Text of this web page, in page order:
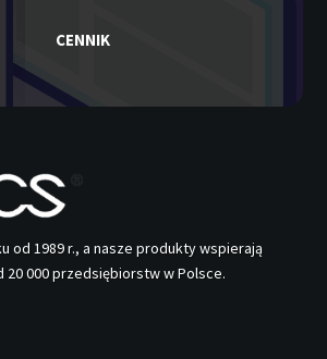
CENNIK
od 1989 r., a nasze produkty wspierają
20 000 przedsiębiorstw w Polsce.